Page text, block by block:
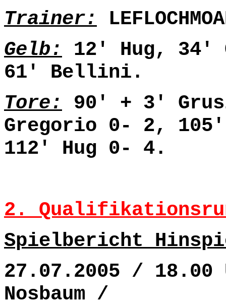
Trainer:
Gelb: 12' Hug, 34'
61' Bellini.
Tore: 90' + 3'
Gregorio 0- 2,
112' Hug 0- 4.
2.
Spielbericht
27.07.2005 / 18.00
Nosbaum /